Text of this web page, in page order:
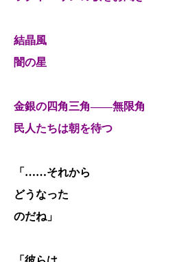
結晶風
闇の星
金銀の四角三角――無限角
民人たちは朝を待つ
「……それから
どうなった
のだね」